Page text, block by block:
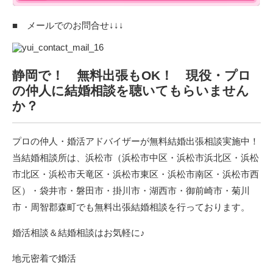
■ メールでのお問合せ↓↓↓
静岡で！ 無料出張もOK！ 現役・プロ
の仲人に結婚相談を聴いてもらいません
か？
プロの仲人・婚活アドバイザーが無料結婚出張相談実施中！
当結婚相談所は、浜松市（浜松市中区・浜松市浜北区・浜松
市北区・浜松市天竜区・浜松市東区・浜松市南区・浜松市西
区）・袋井市・磐田市・掛川市・湖西市・御前崎市・菊川
市・周智郡森町でも無料出張結婚相談を行っております。
婚活相談＆結婚相談はお気軽に♪
地元密着で婚活